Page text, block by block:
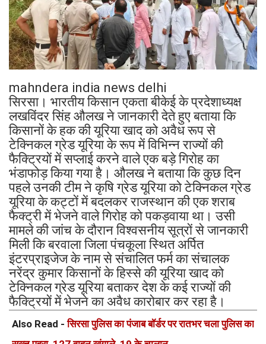
mahndera india news delhi
सिरसा। भारतीय किसान एकता बीकेई के प्रदेशाध्यक्ष
लखविंदर सिंह औलख ने जानकारी देते हुए बताया कि
किसानों के हक की यूरिया खाद को अवैध रूप से
टेक्निकल ग्रेड यूरिया के रूप में विभिन्न राज्यों की
फैक्ट्रियों में सप्लाई करने वाले एक बड़े गिरोह का
भंडाफोड़ किया गया है। औलख ने बताया कि कुछ दिन
पहले उनकी टीम ने कृषि ग्रेड यूरिया को टेक्निकल ग्रेड
यूरिया के कट्टों में बदलकर राजस्थान की एक शराब
फैक्ट्री में भेजने वाले गिरोह को पकड़वाया था। उसी
मामले की जांच के दौरान विश्वसनीय सूत्रों से जानकारी
मिली कि बरवाला जिला पंचकूला स्थित अर्पित
इंटरप्राइजेज के नाम से संचालित फर्म का संचालक
नरेंद्र कुमार किसानों के हिस्से की यूरिया खाद को
टेक्निकल ग्रेड यूरिया बताकर देश के कई राज्यों की
फैक्ट्रियों में भेजने का अवैध कारोबार कर रहा है।
Also Read -सिरसा पुलिस का पंजाब बॉर्डर पर रातभर चला पुलिस का